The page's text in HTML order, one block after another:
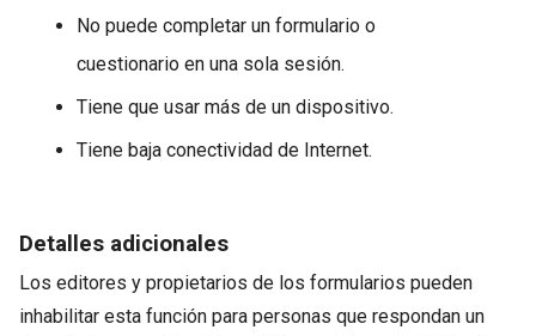
No puede completar un formulario o
cuestionario en una sola sesión.
Tiene que usar más de un dispositivo.
Tiene baja conectividad de Internet.
Detalles adicionales
Los editores y propietarios de los formularios pueden
inhabilitar esta función para personas que respondan un